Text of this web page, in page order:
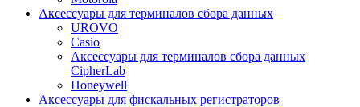
Аксессуары для терминалов сбора данных
UROVO
Casio
Аксессуары для терминалов сбора данных
CipherLab
Honeywell
Аксессуары для фискальных регистраторов